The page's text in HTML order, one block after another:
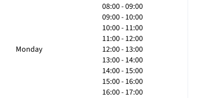
Monday
08:00 - 09:00
09:00 - 10:00
10:00 - 11:00
11:00 - 12:00
12:00 - 13:00
13:00 - 14:00
14:00 - 15:00
15:00 - 16:00
16:00 - 17:00